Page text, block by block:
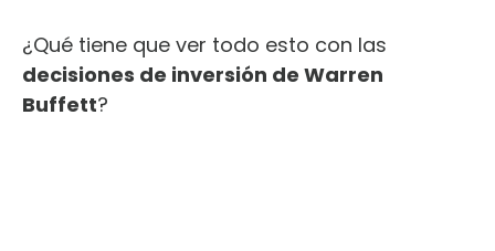
¿Qué tiene que ver todo esto con las
decisiones de inversión de Warren
Buffett?